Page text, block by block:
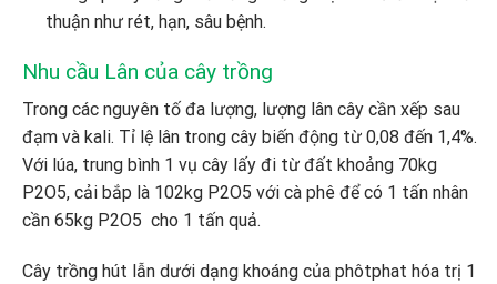
thuận như rét, hạn, sâu bệnh.
Nhu cầu Lân của cây trồng
Trong các nguyên tố đa lượng, lượng lân cây cần xếp sau
đạm và kali. Tỉ lệ lân trong cây biến động từ 0,08 đến 1,4%.
Với lúa, trung bình 1 vụ cây lấy đi từ đất khoảng 70kg
P2O5, cải bắp là 102kg P2O5 với cà phê để có 1 tấn nhân
cần 65kg P2O5 cho 1 tấn quả.
Cây trồng hút lẫn dưới dạng khoáng của phôtphat hóa trị 1